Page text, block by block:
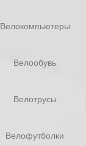
Велокомпьютеры
Велообувь
Велотрусы
Велофутболки